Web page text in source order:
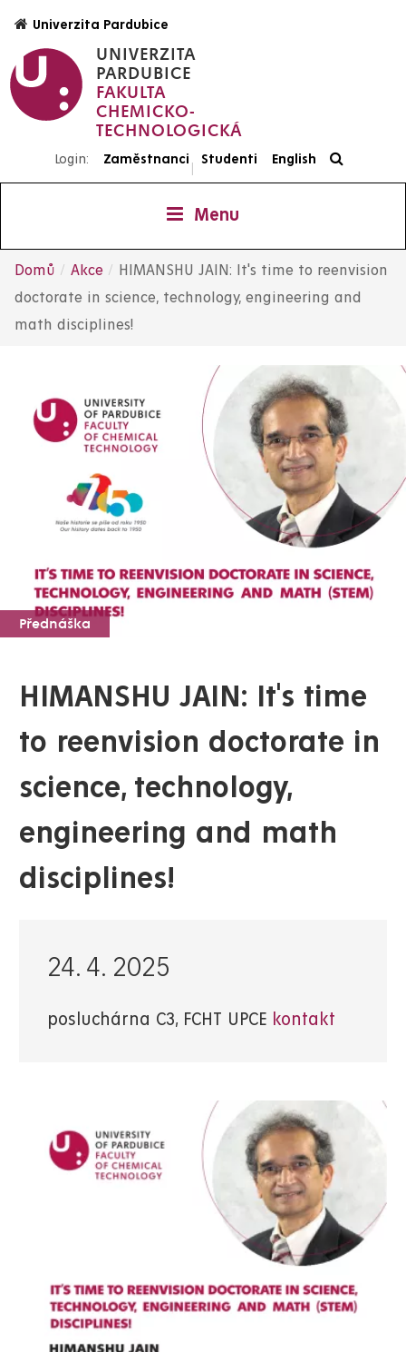
hlavnímu
obsahu
UNIVERZITA
PARDUBICE
FAKULTA
CHEMICKO-
TECHNOLOGICKÁ
Univerzita Pardubice
Login: Zaměstnanci
|
Studenti English
Menu
Drobečková
navigace
Domů Akce
HIMANSHU JAIN: It's time to reenvision
doctorate in science, technology, engineering and
math disciplines!
Přednáška
HIMANSHU JAIN: It's time
to reenvision doctorate in
science, technology,
engineering and math
disciplines!
24. 4. 2025
posluchárna C3, FCHT UPCE kontakt